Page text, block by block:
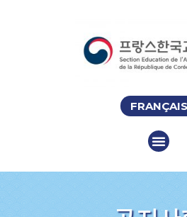
FRANÇAIS